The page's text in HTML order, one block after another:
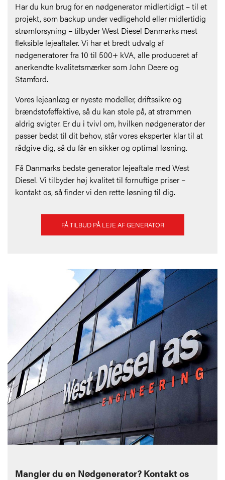
Har du kun brug for en nødgenerator midlertidigt – til et
projekt, som backup under vedligehold eller midlertidig
strømforsyning – tilbyder West Diesel Danmarks mest
fleksible lejeaftaler. Vi har et bredt udvalg af
nødgeneratorer fra 10 til 500+ kVA, alle produceret af
anerkendte kvalitetsmærker som John Deere og
Stamford.
Vores lejeanlæg er nyeste modeller, driftssikre og
brændstofeffektive, så du kan stole på, at strømmen
aldrig svigter. Er du i tvivl om, hvilken nødgenerator der
passer bedst til dit behov, står vores eksperter klar til at
rådgive dig, så du får en sikker og optimal løsning.
Få Danmarks bedste generator lejeaftale med West
Diesel. Vi tilbyder høj kvalitet til fornuftige priser –
kontakt os, så finder vi den rette løsning til dig.
FÅ TILBUD PÅ LEJE AF GENERATOR
Mangler du en Nødgenerator? Kontakt os